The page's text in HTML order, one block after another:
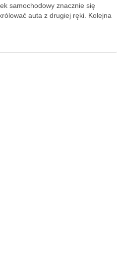
samochodowy znacznie się
auta z drugiej ręki. Kolejna